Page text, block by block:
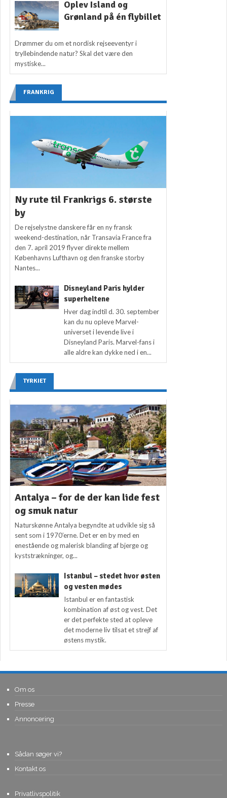
Oplev Island og
Grønland på én flybillet
Drømmer du om et nordisk rejseeventyr i
tryllebindende natur? Skal det være den
mystiske...
FRANKRIG
Ny rute til Frankrigs 6. største
by
De rejselystne danskere får en ny fransk
weekend-destination, når Transavia France fra
den 7. april 2019 flyver direkte mellem
Københavns Lufthavn og den franske storby
Nantes...
Disneyland Paris hylder
superheltene
Hver dag indtil d. 30. september
kan du nu opleve Marvel-
universet i levende live i
Disneyland Paris. Marvel-fans i
alle aldre kan dykke ned i en...
TYRKIET
Antalya – for de der kan lide fest
og smuk natur
Naturskønne Antalya begyndte at udvikle sig så
sent som i 1970’erne. Det er en by med en
enestående og malerisk blanding af bjerge og
kyststrækninger, og...
Istanbul – stedet hvor østen
og vesten mødes
Istanbul er en fantastisk
kombination af øst og vest. Det
er det perfekte sted at opleve
det moderne liv tilsat et strejf af
østens mystik.
Om os
Presse
Annoncering
Sådan søger vi?
Kontakt os
Privatlivspolitik